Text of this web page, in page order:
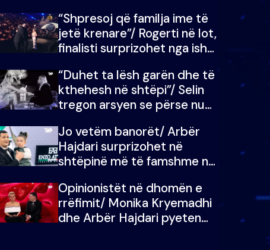
i mban dot lotët: Nuk
meritoj…
“Shpresoj që familja ime të
jetë krenare”/ Rogerti në lot,
finalisti surprizohet nga ish-
“Duhet ta lësh garën dhe të
kthehesh në shtëpi”/ Selin
tregon arsyen se përse nuk
Doja ta çoja luftën time deri
në fund
Jo vetëm banorët/ Arbër
Hajdari surprizohet në
shtëpinë më të famshme në
me vajzën e tij
Opinionistët në dhomën e
rrëfimit/ Monika Kryemadhi
dhe Arbër Hajdari pyeten